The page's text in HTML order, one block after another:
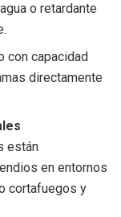
o retardante
con capacidad
directamente
están
en entornos
cortafuegos y